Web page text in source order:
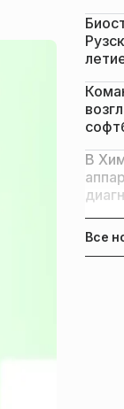
В
Все